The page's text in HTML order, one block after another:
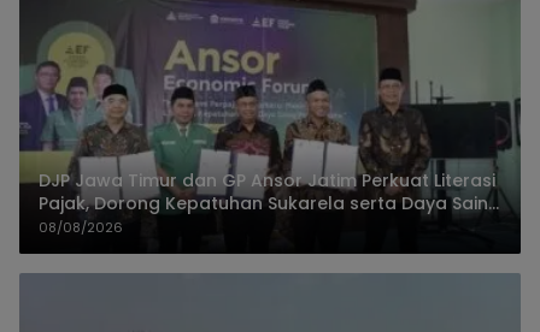
DJP Jawa Timur dan GP Ansor Jatim Perkuat Literasi
Pajak, Dorong Kepatuhan Sukarela serta Daya Saing
UMKM
08/08/2026